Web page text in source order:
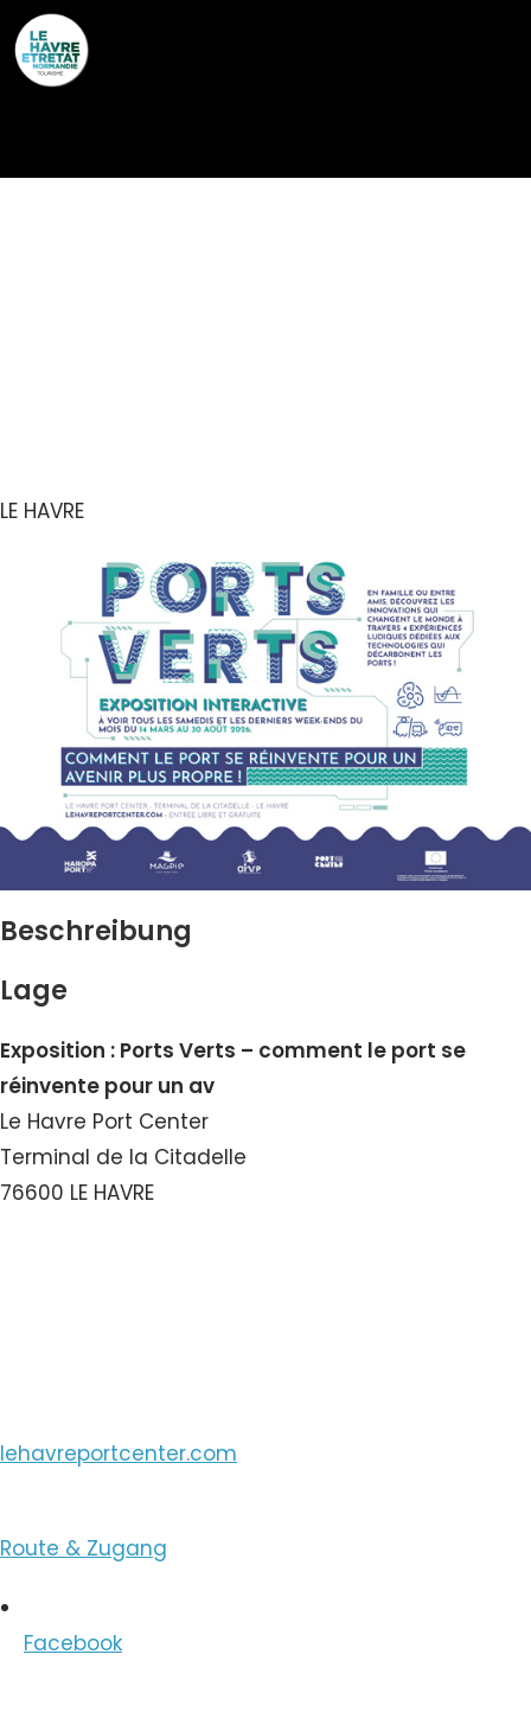
LE HAVRE
Beschreibung
Lage
Exposition : Ports Verts – comment le port se
réinvente pour un av
Le Havre Port Center
Terminal de la Citadelle
76600 LE HAVRE
lehavreportcenter.com
Route & Zugang
Facebook
Cookies management panel